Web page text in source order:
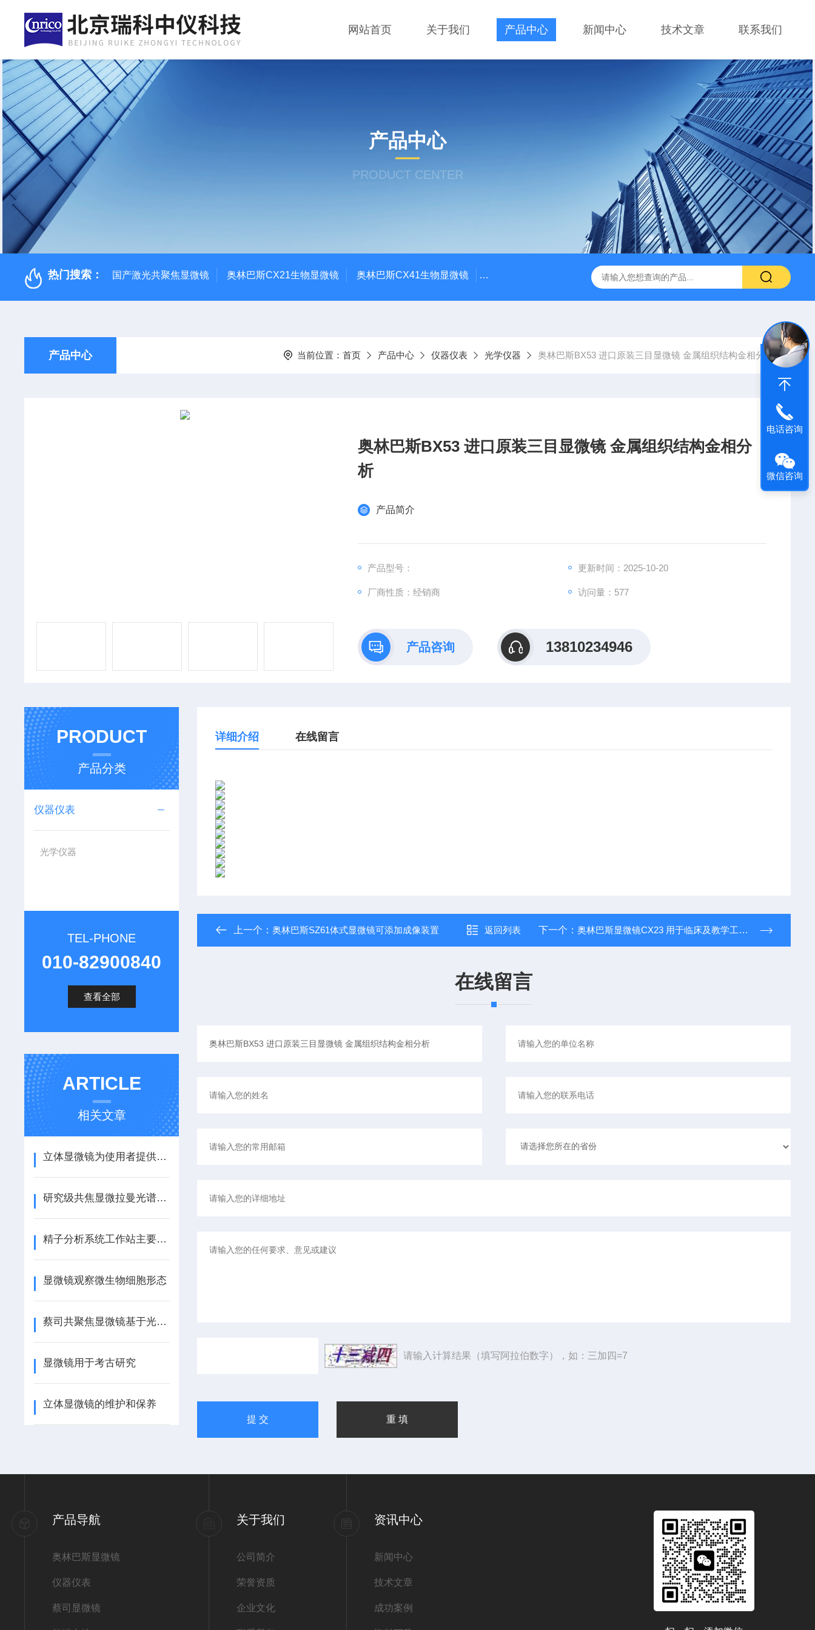
网站首页 关于我们 产品中心 新闻中心 技术文章 联系我们
产品中心
PRODUCT CENTER
热门搜索： 国产激光共聚焦显微镜 奥林巴斯CX21生物显微镜 奥林巴斯CX41生物显微镜 奥林巴斯CX31生物显微镜 QAS 100Lī原位电化学质谱仪 全自动数字
产品中心 当前位置： 首页 产品中心 仪器仪表 光学仪器 奥林巴斯BX53 进口原装三目显微镜 金属组织结构金相分析
奥林巴斯BX53 进口原装三目显微镜 金属组织结构金相分
析
产品简介
产品型号： 更新时间：2025-10-20
厂商性质：经销商 访问量：577
产品咨询 13810234946
PRODUCT
产品分类
仪器仪表
光学仪器
TEL-PHONE
010-82900840
查看全部
ARTICLE
相关文章
立体显微镜为使用者提供了一种直观、立体的观察体验
研究级共焦显微拉曼光谱仪的处理方法
精子分析系统工作站主要检测项目
显微镜观察微生物细胞形态
蔡司共聚焦显微镜基于光的反射和共轭焦点原理
显微镜用于考古研究
立体显微镜的维护和保养
详细介绍 在线留言
上一个：奥林巴斯SZ61体式显微镜可添加成像装置 返回列表 下一个： 奥林巴斯显微镜CX23 用于临床及教学工作 矫正系统 全国供应
在线留言
请输入计算结果（填写阿拉伯数字），如：三加四=7
产品导航
奥林巴斯显微镜
仪器仪表
蔡司显微镜
关于我们
公司简介
荣誉资质
企业文化
资讯中心
新闻中心
技术文章
成功案例
电话咨询
微信咨询